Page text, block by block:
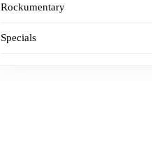
Rockumentary
Specials